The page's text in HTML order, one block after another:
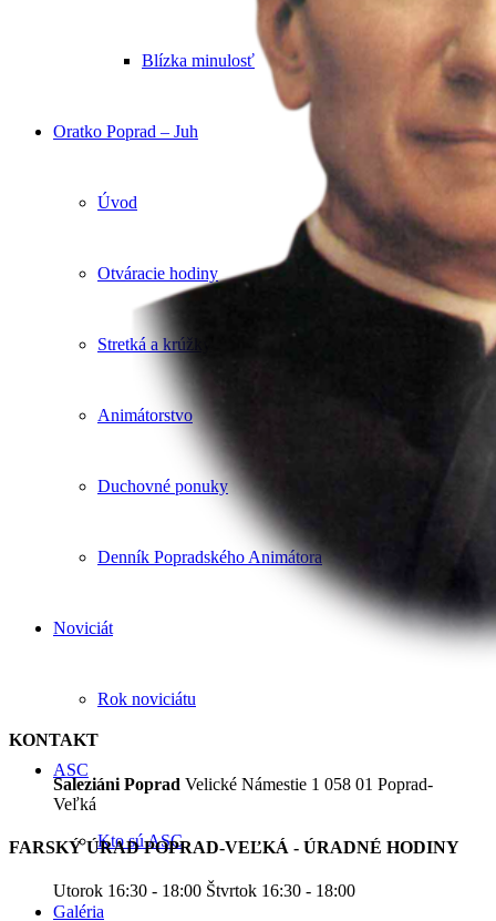
Blízka minulosť
Oratko Poprad – Juh
Úvod
Otváracie hodiny
Stretká a krúžky
Animátorstvo
Duchovné ponuky
Denník Popradského Animátora
Noviciát
Rok noviciátu
ASC
Kto sú ASC
Galéria
KONTAKT
Saleziáni Poprad Velické Námestie 1 058 01 Poprad-
Veľká
FARSKÝ ÚRAD POPRAD-VEĽKÁ - ÚRADNÉ HODINY
Utorok 16:30 - 18:00 Štvrtok 16:30 - 18:00